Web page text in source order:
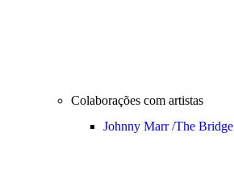
Colaborações com artistas
Johnny Marr /The Bridge